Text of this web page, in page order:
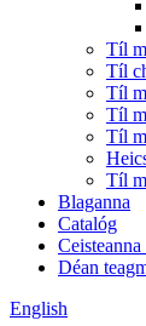
Tíl
Tíl
Tíl
Tíl
Tíl
Tíl
Blaganna
Catalóg
Déan
English